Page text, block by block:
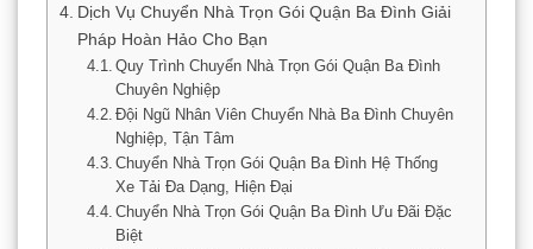
Dịch Vụ Chuyển Nhà Trọn Gói Quận Ba Đình Giải
Pháp Hoàn Hảo Cho Bạn
Quy Trình Chuyển Nhà Trọn Gói Quận Ba Đình
Chuyên Nghiệp
Đội Ngũ Nhân Viên Chuyển Nhà Ba Đình Chuyên
Nghiệp, Tận Tâm
Chuyển Nhà Trọn Gói Quận Ba Đình Hệ Thống
Xe Tải Đa Dạng, Hiện Đại
Chuyển Nhà Trọn Gói Quận Ba Đình Ưu Đãi Đặc
Biệt